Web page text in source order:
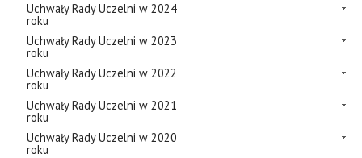
Uchwały Rady Uczelni w 2024
roku
Uchwały Rady Uczelni w 2023
roku
Uchwały Rady Uczelni w 2022
roku
Uchwały Rady Uczelni w 2021
roku
Uchwały Rady Uczelni w 2020
roku